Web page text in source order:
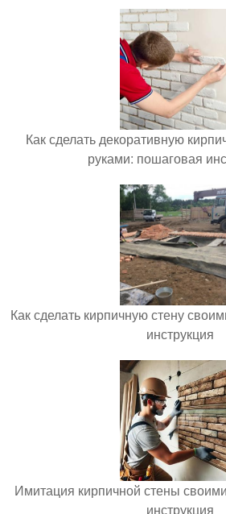
Как сделать декоративную
руками: пошаговая
Как сделать кирпичную стену
инструкция
Имитация кирпичной стены
инструкция